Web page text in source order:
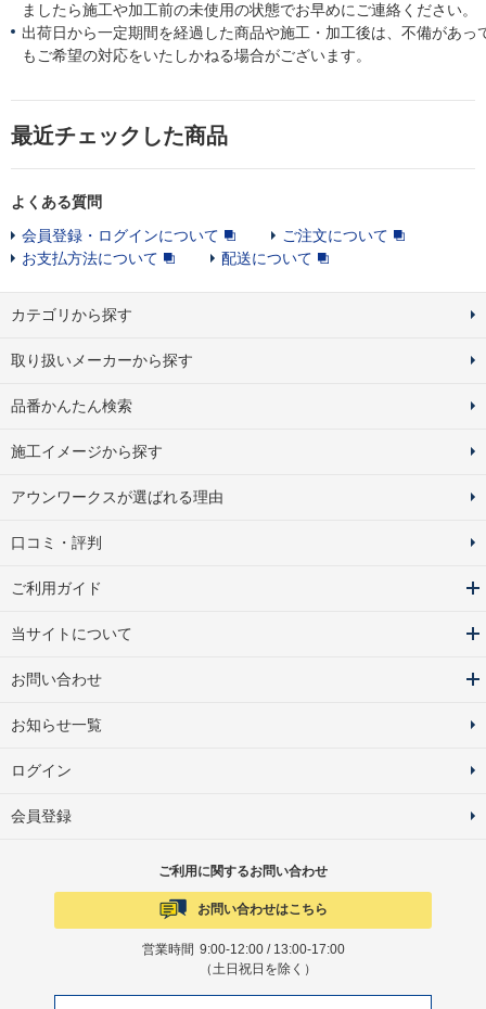
ましたら施工や加工前の未使用の状態でお早めにご連絡ください。
出荷日から一定期間を経過した商品や施工・加工後は、不備があっ
もご希望の対応をいたしかねる場合がございます。
最近チェックした商品
よくある質問
会員登録・ログインについて
ご注文について
お支払方法について
配送について
カテゴリから探す
取り扱いメーカーから探す
品番かんたん検索
施工イメージから探す
アウンワークスが選ばれる理由
口コミ・評判
ご利用ガイド
当サイトについて
お問い合わせ
お知らせ一覧
ログイン
会員登録
ご利用に関するお問い合わせ
お問い合わせはこちら
営業時間 9:00-12:00 / 13:00-17:00
（土日祝日を除く）